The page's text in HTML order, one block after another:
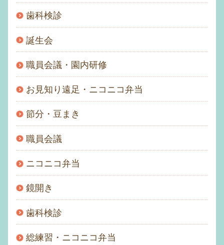
歯科検診
誕生会
職員会議・園内研修
お見知り遠足・ニコニコ弁当
節分・豆まき
職員会議
ニコニコ弁当
鏡開き
歯科検診
総練習・ニコニコ弁当